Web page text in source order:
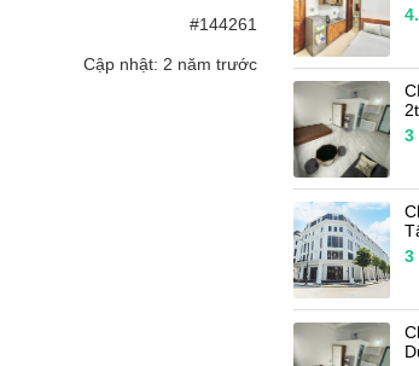
#144261
Cập nhật: 2 năm trước
3
3